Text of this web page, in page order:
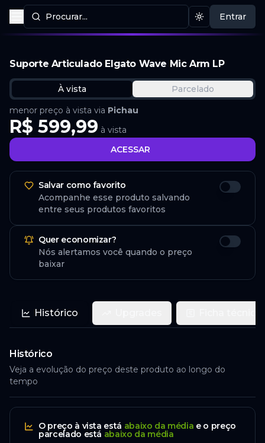
Procurar...
Procurar produtos Mudar tema
Entrar
Suporte Articulado Elgato Wave Mic Arm LP
À vista
Parcelado
menor preço à vista via Pichau
R$ 599,99 à vista
ACESSAR
Salvar como favorito
Acompanhe esse produto salvando
entre seus produtos favoritos
Quer economizar?
Nós alertamos você quando o preço
baixar
Histórico
Histórico
Veja a evolução do preço deste produto ao longo do
tempo
O preço à vista está abaixo da média e o preço
parcelado está abaixo da média